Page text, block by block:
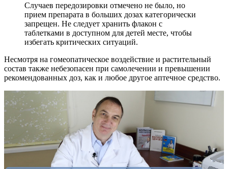
Случаев передозировки отмечено не было, но
прием препарата в больших дозах категорически
запрещен. Не следует хранить флакон с
таблетками в доступном для детей месте, чтобы
избегать критических ситуаций.
Несмотря на гомеопатическое воздействие и растительный
состав также небезопасен при самолечении и превышении
рекомендованных доз, как и любое другое аптечное средство.